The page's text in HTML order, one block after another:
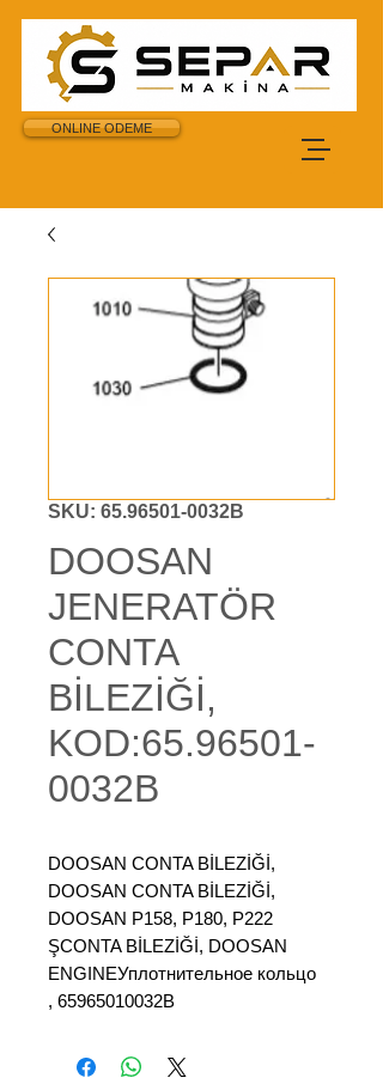
ONLINE ODEME
SKU: 65.96501-0032B
DOOSAN
JENERATÖR
CONTA
BİLEZİĞİ,
KOD:65.96501-
0032B
DOOSAN CONTA BİLEZİĞİ,
DOOSAN CONTA BİLEZİĞİ,
DOOSAN P158, P180, P222
ŞCONTA BİLEZİĞİ, DOOSAN
ENGINEУплотнительное кольцо
, 65965010032B